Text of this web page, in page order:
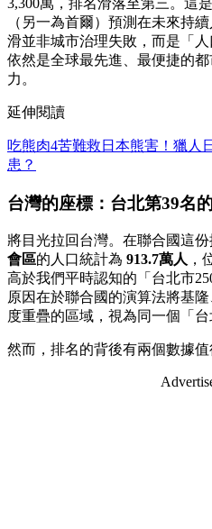
（另一為首爾）預測在未來持
滑並非城市治理失敗，而是「
依然是全球最先進、最便捷的
力。
延伸閱讀
吃熊肉4苦難救日本熊害！獵人
患？
台灣的座標：台北第39名
將目光拉回台灣。在聯合國這份
會區的人口統計為 913.7萬人 ，
高於我們平時認知的「台北市
原因在於聯合國的演算法將基
度重疊的區域，視為同一個「台
然而，排名的背後有兩個數據值